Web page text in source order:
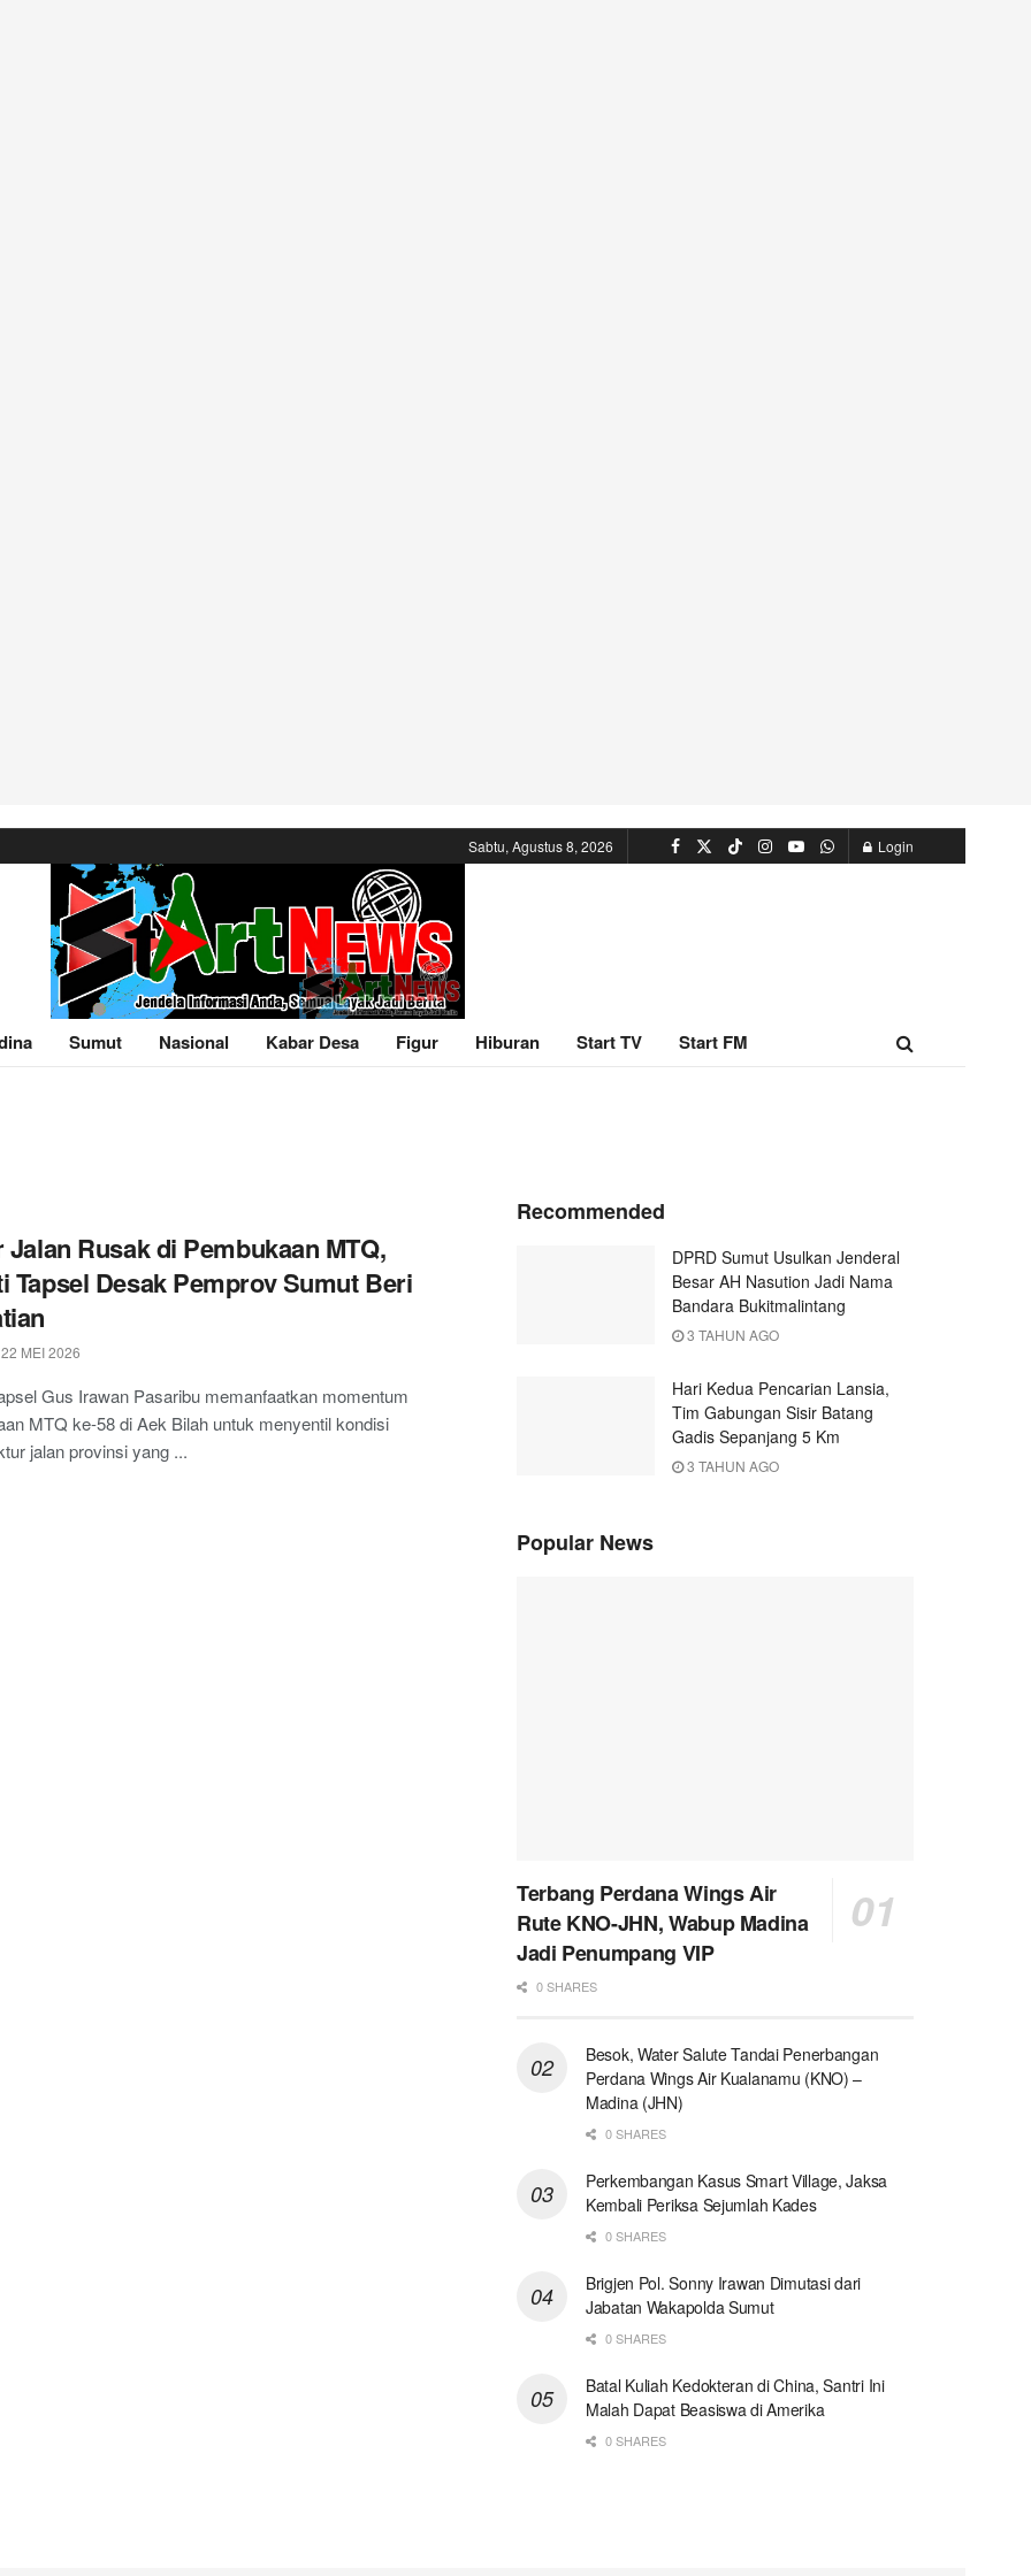
Sabtu, Agustus 8, 2026 Login
Sumut Nasional Kabar Desa Figur Hiburan Start TV Start FM
Rusak di Pembukaan MTQ,
Tapsel Desak Pemprov Sumut Beri
MEI 2026
Gus Irawan Pasaribu memanfaatkan momentum
MTQ ke-58 di Aek Bilah untuk menyentil kondisi
jalan provinsi yang ...
Recommended
DPRD Sumut Usulkan Jenderal
Besar AH Nasution Jadi Nama
Bandara Bukitmalintang
3 TAHUN AGO
Hari Kedua Pencarian Lansia,
Tim Gabungan Sisir Batang
Gadis Sepanjang 5 Km
3 TAHUN AGO
Popular News
Terbang Perdana Wings Air
Rute KNO-JHN, Wabup Madina
Jadi Penumpang VIP
0 SHARES
Besok, Water Salute Tandai Penerbangan
Perdana Wings Air Kualanamu (KNO) –
Madina (JHN)
0 SHARES
Perkembangan Kasus Smart Village, Jaksa
Kembali Periksa Sejumlah Kades
0 SHARES
Brigjen Pol. Sonny Irawan Dimutasi dari
Jabatan Wakapolda Sumut
0 SHARES
Batal Kuliah Kedokteran di China, Santri Ini
Malah Dapat Beasiswa di Amerika
0 SHARES